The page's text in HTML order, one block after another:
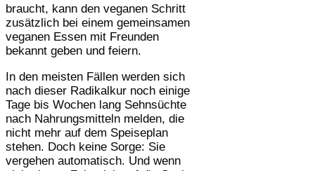
braucht, kann den veganen Schritt
zusätzlich bei einem gemeinsamen
veganen Essen mit Freunden
bekannt geben und feiern.
In den meisten Fällen werden sich
nach dieser Radikalkur noch einige
Tage bis Wochen lang Sehnsüchte
nach Nahrungsmitteln melden, die
nicht mehr auf dem Speiseplan
stehen. Doch keine Sorge: Sie
vergehen automatisch. Und wenn